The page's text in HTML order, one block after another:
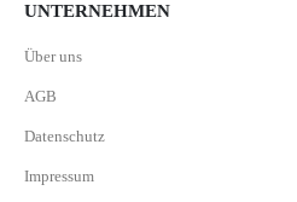
UNTERNEHMEN
Über uns
AGB
Datenschutz
Impressum